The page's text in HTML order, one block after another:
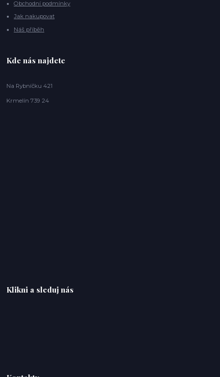
Obchodní podmínky
Jak nakupovat
Náš příběh
Kde nás najdete
Na Rybníčku 421
Krmelín 739 24
Klikni a sleduj nás